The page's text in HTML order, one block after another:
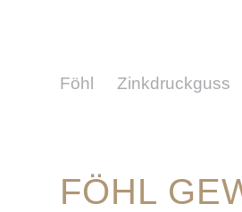
Föhl Zinkdruckguss
FÖHL